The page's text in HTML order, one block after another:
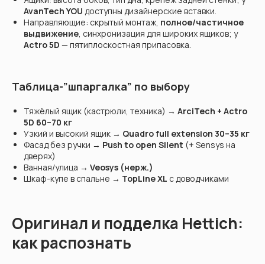
AvanTech YOU доступны дизайнерские вставки.
Направляющие: скрытый монтаж, полное/частичное
выдвижение, синхронизация для широких ящиков; у
Actro 5D — пятиплоскостная припасовка.
Таблица-”шпаргалка” по выбору
Тяжёлый ящик (кастрюли, техника) → ArciTech + Actro
5D 60–70 кг
Узкий и высокий ящик → Quadro full extension 30–35 кг
Фасад без ручки → Push to open Silent (+ Sensys на
дверях)
Ванная/улица → Veosys (нерж.)
Шкаф-купе в спальне → TopLine XL с доводчиками
Оригинал и подделка Hettich:
как распознать